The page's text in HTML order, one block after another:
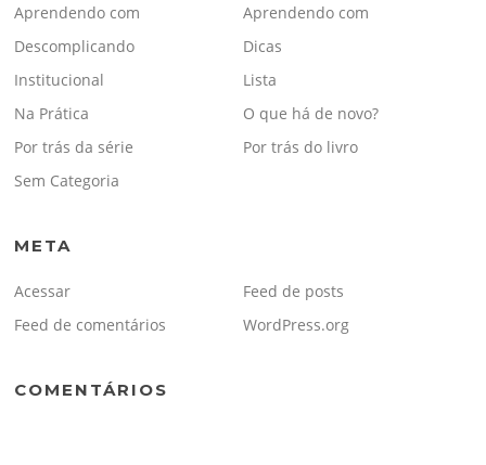
Aprendendo com
Aprendendo com
Descomplicando
Dicas
Institucional
Lista
Na Prática
O que há de novo?
Por trás da série
Por trás do livro
Sem Categoria
META
Acessar
Feed de posts
Feed de comentários
WordPress.org
COMENTÁRIOS